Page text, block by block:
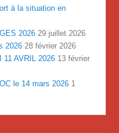
à la situation en
2026 29 juillet 2026
2026 28 février 2026
11 AVRIL 2026 13 février
le 14 mars 2026 1